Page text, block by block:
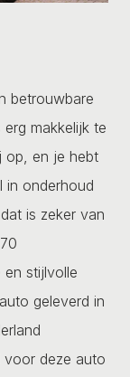
betrouwbare
makkelijk te
op, en je hebt
in onderhoud
is zeker van
en stijlvolle
geleverd in
voor deze auto